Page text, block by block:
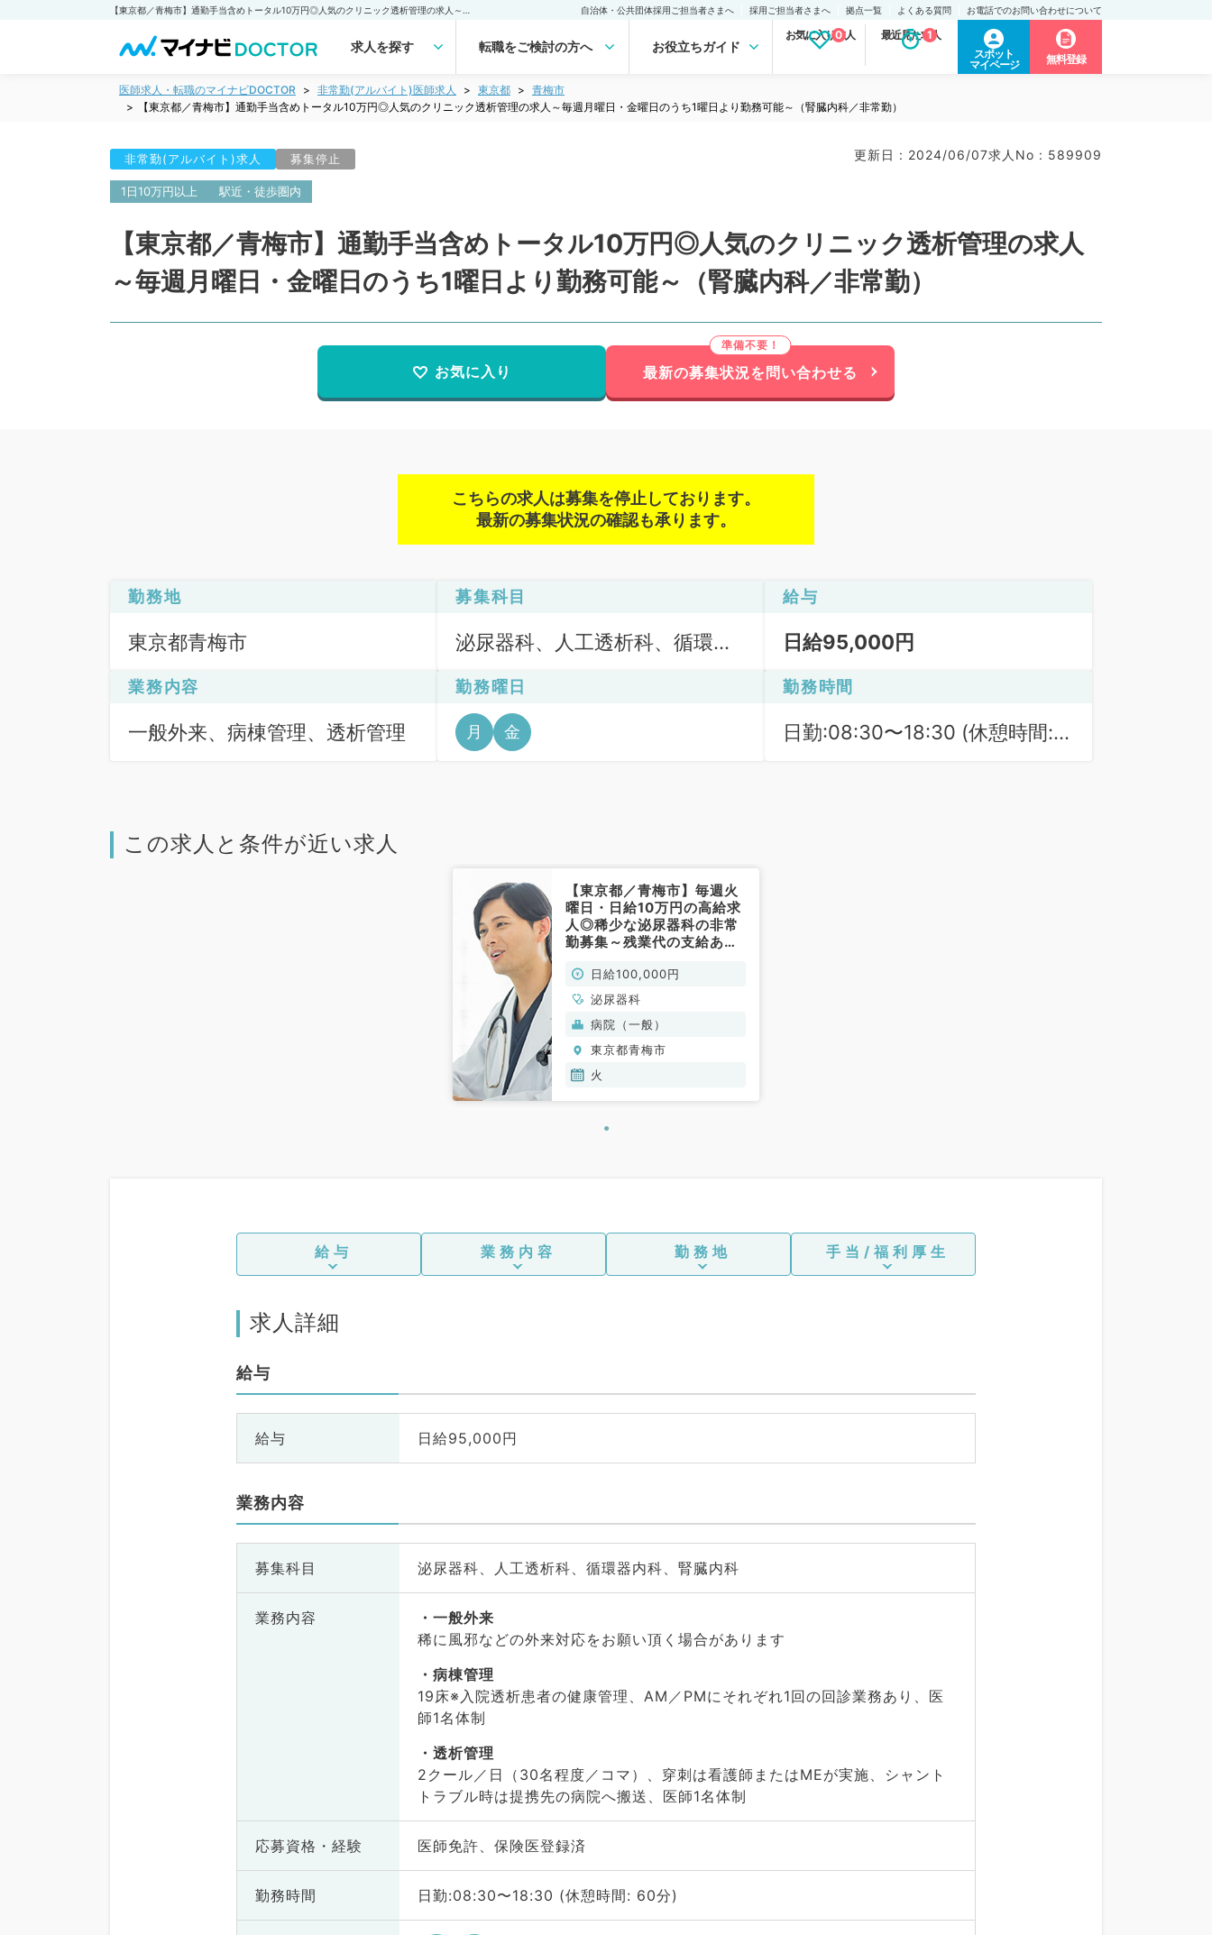
自治体・公共団体採用ご担当者さまへ 採用ご担当者さまへ 拠点一覧 よくある質問 お電話でのお問い合わせについて
求人を探す 転職をご検討の方へ お役立ちガイド
お気に入り求人
0 最近見た求人
1
スポット
マイページ
無料登録
医師求人・転職のマイナビDOCTOR 非常勤(アルバイト)医師求人 東京都
青梅市
【東京都／青梅市】通勤手当含めトータル10万円◎人気のクリニック透析管理の求人～毎週月曜日・金曜日のうち1曜日より勤務可能～（腎臓内科／非常勤）
非常勤(アルバイト)求人 募集停止 更新日 : 2024/06/07求人No : 589909
1日10万円以上 駅近・徒歩圏内
【東京都／青梅市】通勤手当含めトータル10万円◎人気のクリニック透析管理の求人
～毎週月曜日・金曜日のうち1曜日より勤務可能～（腎臓内科／非常勤）
お気に入り 最新の募集状況を問い合わせる
こちらの求人は募集を停止しております。
最新の募集状況の確認も承ります。
勤務地
東京都青梅市
募集科目
泌尿器科、人工透析科、循環器
給与
日給95,000円
業務内容
一般外来、病棟管理、透析管理
勤務曜日
月 金
勤務時間
日勤:08:30〜18:30 (休憩時間:
この求人と条件が近い求人
【東京都／青梅市】毎週火
曜日・日給10万円の高給求
人◎稀少な泌尿器科の非常
勤募集～残業代の支給あり
日給100,000円
泌尿器科
病院（一般）
東京都青梅市
火
給与 業務内容 勤務地 手当/福利厚生
求人詳細
給与
給与 日給95,000円
業務内容
募集科目 泌尿器科、人工透析科、循環器内科、腎臓内科
業務内容
一般外来
稀に風邪などの外来対応をお願い頂く場合があります
病棟管理
19床※入院透析患者の健康管理、AM／PMにそれぞれ1回の回診業務あり、医
師1名体制
透析管理
2クール／日（30名程度／コマ）、穿刺は看護師またはMEが実施、シャント
トラブル時は提携先の病院へ搬送、医師1名体制
応募資格・ 経験 医師免許、保険医登録済
勤務時間 日勤:08:30〜18:30 (休憩時間: 60分)